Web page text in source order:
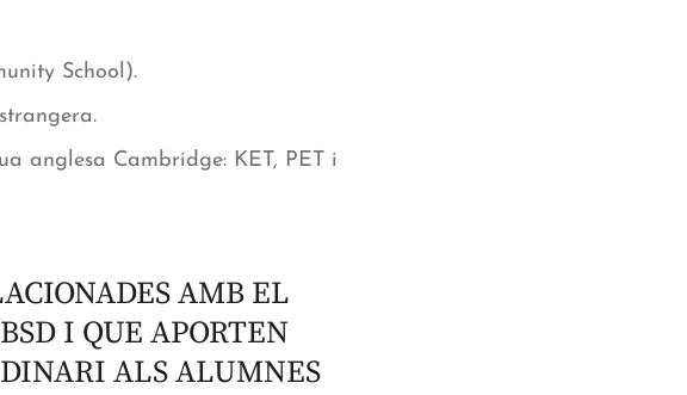
School).
anglesa Cambridge: KET, PET i
AMB EL
I QUE APORTEN
ALS ALUMNES